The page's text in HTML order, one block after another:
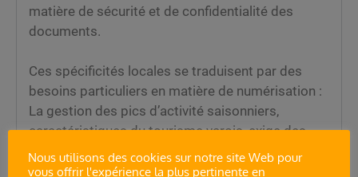
matière de sécurité et de confidentialité des
documents.
Ces spécificités locales se traduisent par des
besoins particuliers en matière de numérisation :
La gestion des pics d’activité saisonniers,
caractéristiques du tourisme varois, exige des
solutions flexibles et évolutives. La préservation
du patrimoine documentaire, crucial pour de
Nous utilisons des cookies sur notre site Web pour
vous offrir l'expérience la plus pertinente en